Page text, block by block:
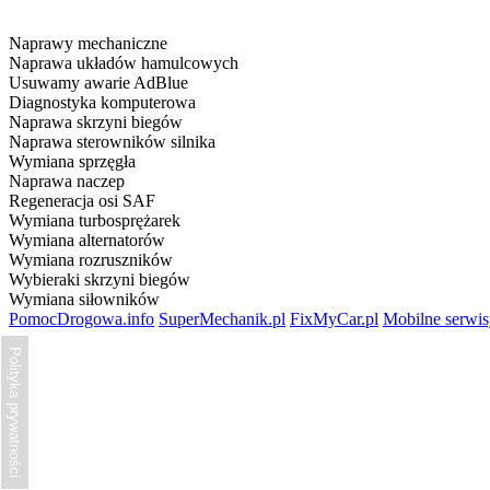
Naprawy mechaniczne
Naprawa układów hamulcowych
Usuwamy awarie AdBlue
Diagnostyka komputerowa
Naprawa skrzyni biegów
Naprawa sterowników silnika
Wymiana sprzęgła
Naprawa naczep
Regeneracja osi SAF
Wymiana turbosprężarek
Wymiana alternatorów
Wymiana rozruszników
Wybieraki skrzyni biegów
Wymiana siłowników
PomocDrogowa.info SuperMechanik.pl FixMyCar.pl Mobilne
Polityka prywatności